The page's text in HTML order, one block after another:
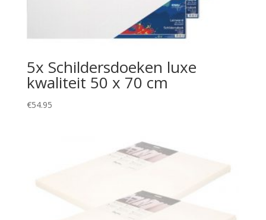
5x Schildersdoeken luxe
kwaliteit 50 x 70 cm
€54.95